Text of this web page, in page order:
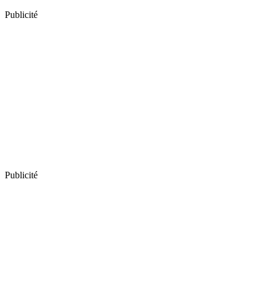
Publicité
Publicité